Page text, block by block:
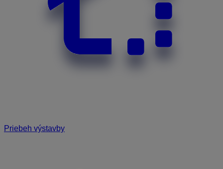
Priebeh výstavby